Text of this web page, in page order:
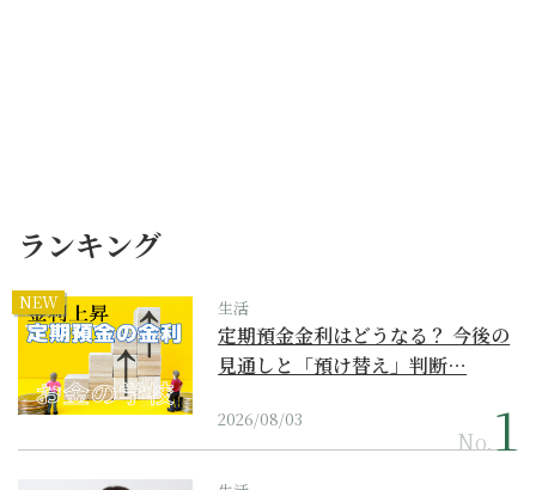
ランキング
NEW 生活
定期預金金利はどうなる？ 今後の
見通しと「預け替え」判断…
2026/08/03
No.